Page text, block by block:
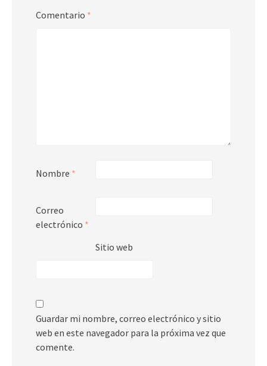
Comentario *
Nombre *
Correo
electrónico *
Sitio web
Guardar mi nombre, correo electrónico y sitio
web en este navegador para la próxima vez que
comente.